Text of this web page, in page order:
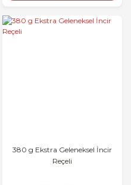
380 g Ekstra Geleneksel İncir
Reçeli